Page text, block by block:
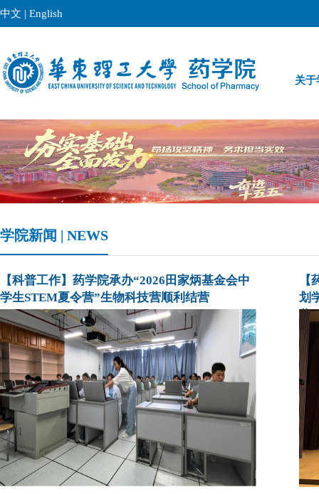
中文 | English
关于
学院新闻 | NEWS
【科普工作】药学院承办“2026田家炳基金会中
学生STEM夏令营”生物科技营顺利结营
划
奖